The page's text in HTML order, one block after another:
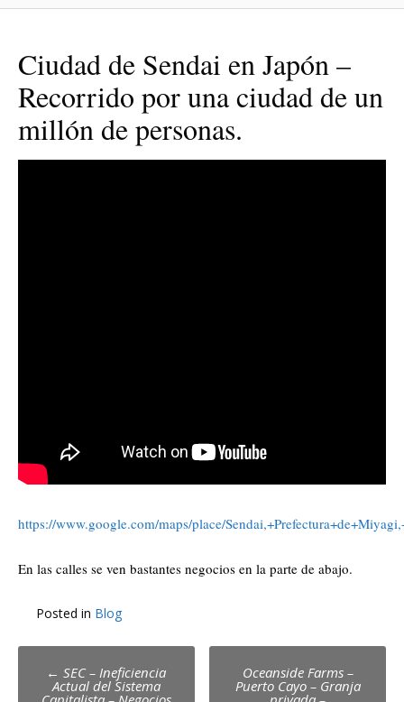
Ciudad de Sendai en Japón –
Recorrido por una ciudad de un
millón de personas.
https://www.google.com/maps/place/
En las calles se ven bastantes negocios en la parte de abajo.
Posted in Blog
Post
← SEC – Ineficiencia
Actual del Sistema
Oceanside Farms –
Puerto Cayo – Granja